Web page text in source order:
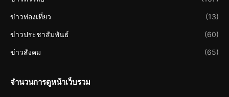
ข่าวท่องเที่ยว (13)
ข่าวประชาสัมพันธ์ (60)
ข่าวสังคม (65)
จำนวนการดูหน้าเว็บรวม